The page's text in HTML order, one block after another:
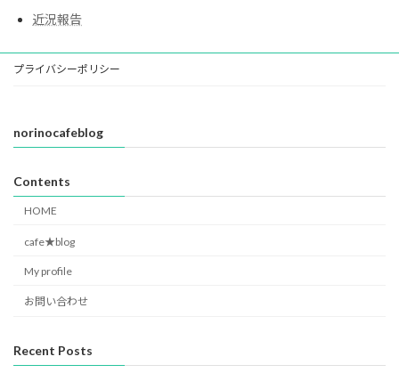
近況報告
プライバシーポリシー
norinocafeblog
Contents
HOME
cafe★blog
My profile
お問い合わせ
Recent Posts